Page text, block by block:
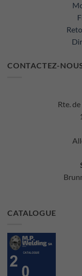
CONTACTEZ-
Rte.
CATALOGUE